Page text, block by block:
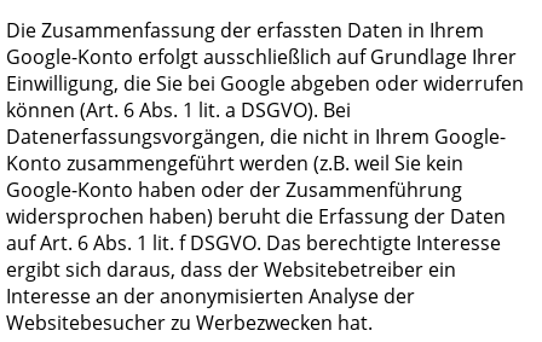
Die Zusammenfassung der erfassten Daten in Ihrem
Google-Konto erfolgt ausschließlich auf Grundlage Ihrer
Einwilligung, die Sie bei Google abgeben oder widerrufen
können (Art. 6 Abs. 1 lit. a DSGVO). Bei
Datenerfassungsvorgängen, die nicht in Ihrem Google-
Konto zusammengeführt werden (z.B. weil Sie kein
Google-Konto haben oder der Zusammenführung
widersprochen haben) beruht die Erfassung der Daten
auf Art. 6 Abs. 1 lit. f DSGVO. Das berechtigte Interesse
ergibt sich daraus, dass der Websitebetreiber ein
Interesse an der anonymisierten Analyse der
Websitebesucher zu Werbezwecken hat.